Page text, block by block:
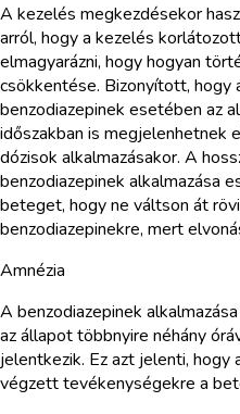
A kezelés megkezdésekor
arról, hogy a kezelés
elmagyarázni, hogy hogyan
csökkentése. Bizonyított, hogy
benzodiazepinek esetében az
időszakban is megjelenhetnek
dózisok alkalmazásakor. A
benzodiazepinek alkalmazása
beteget, hogy ne váltson át
benzodiazepinekre, mert
Amnézia
A benzodiazepinek
az állapot többnyire néhány
jelentkezik. Ez azt jelenti,
végzett tevékenységekre a